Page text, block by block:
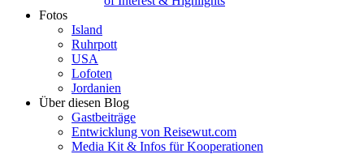
Fotos
Island
Ruhrpott
USA
Lofoten
Jordanien
Über diesen Blog
Gastbeiträge
Entwicklung von Reisewut.com
Media Kit & Infos für Kooperationen